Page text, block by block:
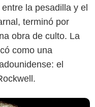
la pesadilla y el
terminó por
obra de culto. La
como una
el